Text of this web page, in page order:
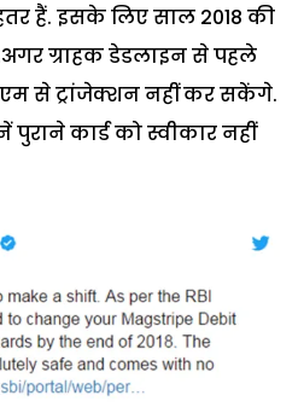
हैं. इसके लिए साल 2018 की
ग्राहक डेडलाइन से पहले
से ट्रांजेक्शन नहीं कर सकेंगे.
कार्ड को स्वीकार नहीं